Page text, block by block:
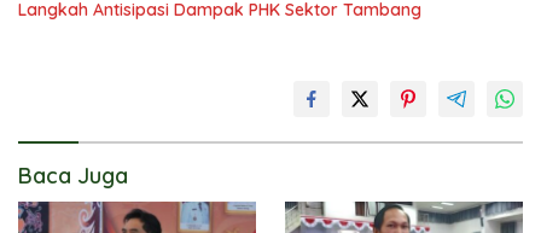
Langkah Antisipasi Dampak PHK Sektor Tambang
Baca Juga